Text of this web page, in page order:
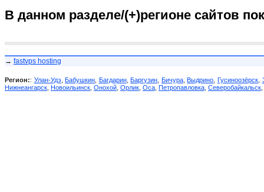
В данном разделе/(+)регионе сайтов
→ fastvps hosting
Регион:: Улан-Удэ ,Бабушкин Багдарин,Баргузин Бичура,Выдрино Гусиноозёрск,
Нижнеангарск Новоильинск Онохой Орлик Оса Петропавловка Северобайкальск